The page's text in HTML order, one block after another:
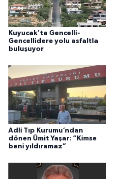
Kuyucak’ta Gencelli-
Gencellidere yolu asfaltla
buluşuyor
Adli Tıp Kurumu’ndan
dönen Ümit Yaşar: “Kimse
beni yıldıramaz”